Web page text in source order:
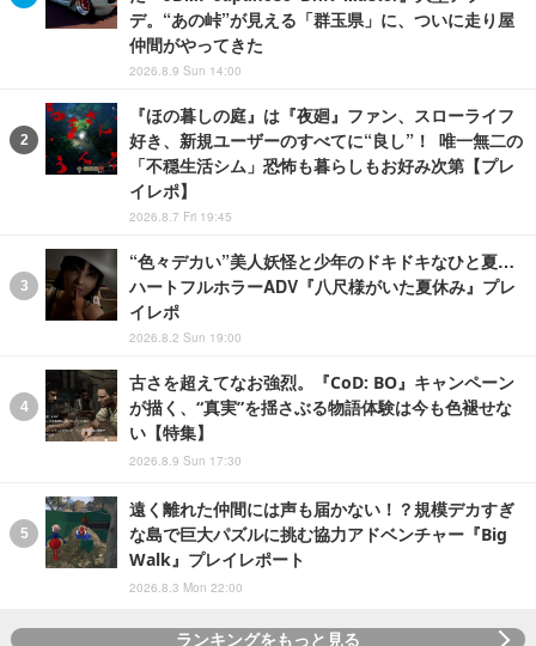
デ。“あの峠”が見える「群玉県」に、ついに走り屋
仲間がやってきた
2026.8.9 Sun 14:00
『ほの暮しの庭』は『夜廻』ファン、スローライフ
好き、新規ユーザーのすべてに“良し”！ 唯一無二の
「不穏生活シム」恐怖も暮らしもお好み次第【プレ
イレポ】
2026.8.7 Fri 19:45
“色々デカい”美人妖怪と少年のドキドキなひと夏…
ハートフルホラーADV『八尺様がいた夏休み』プレ
イレポ
2026.8.2 Sun 19:00
古さを超えてなお強烈。『CoD: BO』キャンペーン
が描く、“真実”を揺さぶる物語体験は今も色褪せな
い【特集】
2026.8.9 Sun 17:30
遠く離れた仲間には声も届かない！？規模デカすぎ
な島で巨大パズルに挑む協力アドベンチャー『Big
Walk』プレイレポート
2026.8.3 Mon 22:00
ランキングをもっと見る